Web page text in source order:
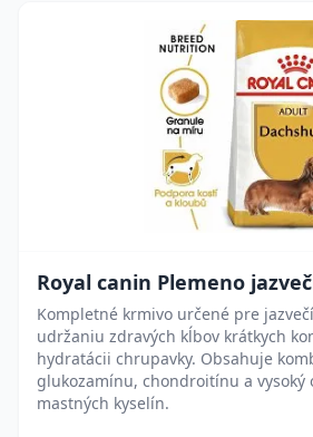
Royal canin Plemeno
Kompletné krmivo určené pre
udržaniu zdravých kĺbov krátkych
hydratácii chrupavky. Obsahuje
glukozamínu, chondroitínu a vysoký
mastných kyselín.